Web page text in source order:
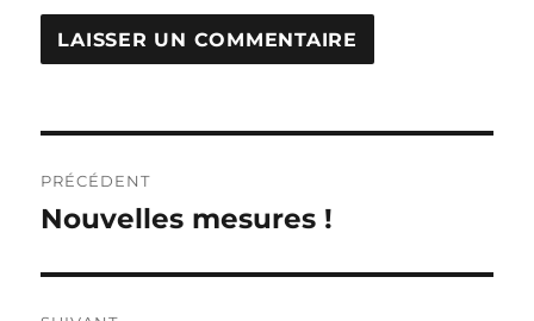
de
PRÉCÉDENT
Publication
Nouvelles mesures !